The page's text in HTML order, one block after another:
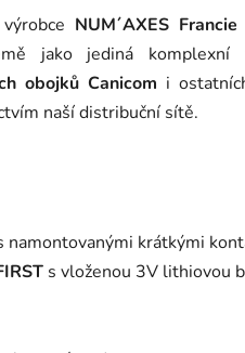
NUM´AXES Francie
jako jediná komplexní
obojků Canicom i
naší distribuční sítě.
namontovanými krátkými
s vloženou 3V lithiovou